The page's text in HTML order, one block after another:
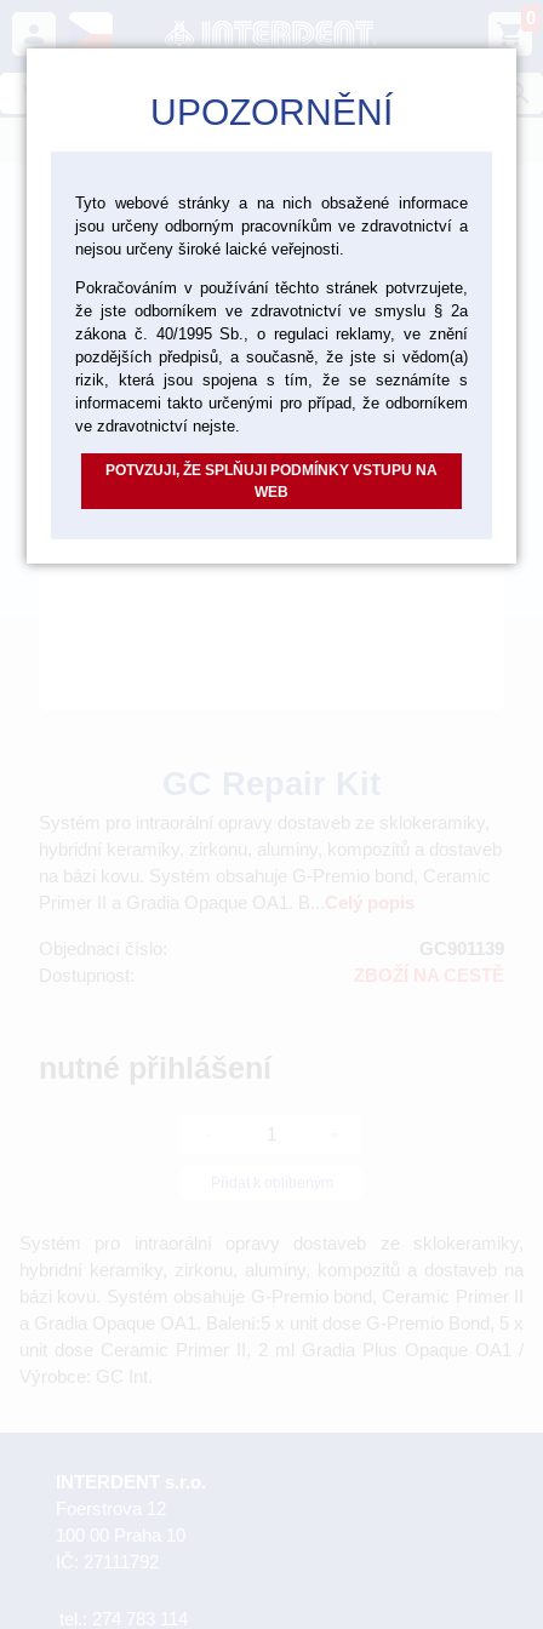
person shopping_cart
0
> Ordinace > Výplňové materiály >
Silany a přípravky na opravy
akce
Systém pro intraorální opravy dostaveb ze sklokeramiky,
hybridní keramiky, zirkonu, aluminy, kompozitů a dostaveb
na bázi kovu. Systém obsahuje G-Premio bond, Ceramic
Primer II a Gradia Opaque OA1. B...
Objednací číslo:
GC901139
Dostupnost:
ZBOŽÍ NA CESTĚ
nutné přihlášení
Systém pro intraorální opravy dostaveb ze sklokeramiky,
hybridní keramiky, zirkonu, aluminy, kompozitů a dostaveb na
bázi kovu. Systém obsahuje G-Premio bond, Ceramic Primer II
a Gradia Opaque OA1. Balení:5 x unit dose G-Premio Bond, 5 x
unit dose Ceramic Primer II, 2 ml Gradia Plus Opaque OA1 /
Výrobce: GC Int.
UPOZORNĚNÍ
Tyto webové stránky a na nich obsažené informace
jsou určeny odborným pracovníkům ve zdravotnictví a
nejsou určeny široké laické veřejnosti.
Pokračováním v používání těchto stránek potvrzujete,
že jste odborníkem ve zdravotnictví ve smyslu § 2a
zákona č. 40/1995 Sb., o regulaci reklamy, ve znění
pozdějších předpisů, a současně, že jste si vědom(a)
rizik, která jsou spojena s tím, že se seznámíte s
informacemi takto určenými pro případ, že odborníkem
ve zdravotnictví nejste.
POTVZUJI, ŽE SPLŇUJI PODMÍNKY VSTUPU NA
WEB